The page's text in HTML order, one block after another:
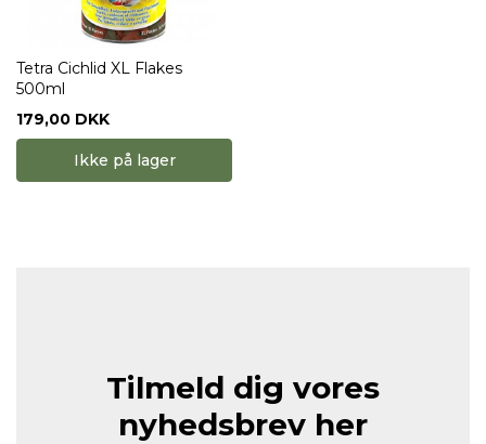
Tetra Cichlid XL Flakes
500ml
179,00 DKK
Ikke på lager
Tilmeld dig vores
nyhedsbrev her